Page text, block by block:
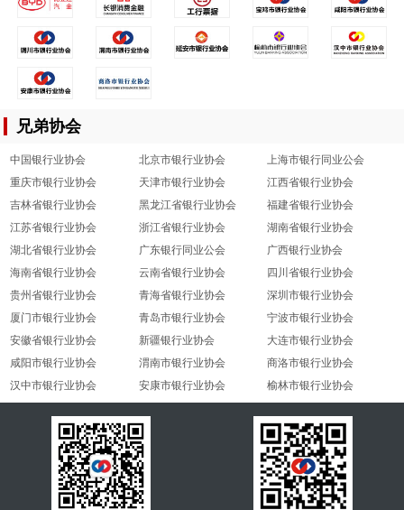
兄弟协会
中国银行业协会 北京市银行业协会
上海市银行同业公会
重庆市银行业协会
天津市银行业协会
江西省银行业协会
吉林省银行业协会
黑龙江省银行业协会
福建省银行业协会
江苏省银行业协会
浙江省银行业协会
湖南省银行业协会
湖北省银行业协会
广东银行同业公会
广西银行业协会
海南省银行业协会
云南省银行业协会
四川省银行业协会
贵州省银行业协会
青海省银行业协会
深圳市银行业协会
厦门市银行业协会
青岛市银行业协会
宁波市银行业协会
安徽省银行业协会
新疆银行业协会
大连市银行业协会
咸阳市银行业协会
渭南市银行业协会
商洛市银行业协会
汉中市银行业协会
安康市银行业协会 榆林市银行业协会